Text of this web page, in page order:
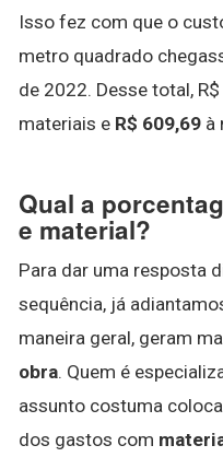
Isso fez com que o
metro quadrado
de 2022. Desse total,
materiais e R$ 609,69 à
Qual a
e material?
Para dar uma resposta
sequência, já
maneira geral, geram
obra. Quem é
assunto costuma
dos gastos com